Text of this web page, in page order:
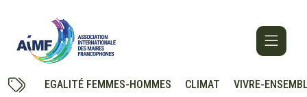
EGALITÉ FEMMES-HOMMES CLIMAT VIVRE-